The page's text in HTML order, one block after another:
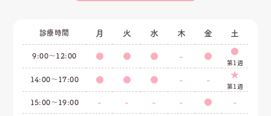
診療時間 月 火 水 木 金 土
9:00〜12:00 ● ● ● - ●
●
第1週
14:00〜17:00 ● ● ● - -
★
第1週
15:00〜19:00 - - - - ● -